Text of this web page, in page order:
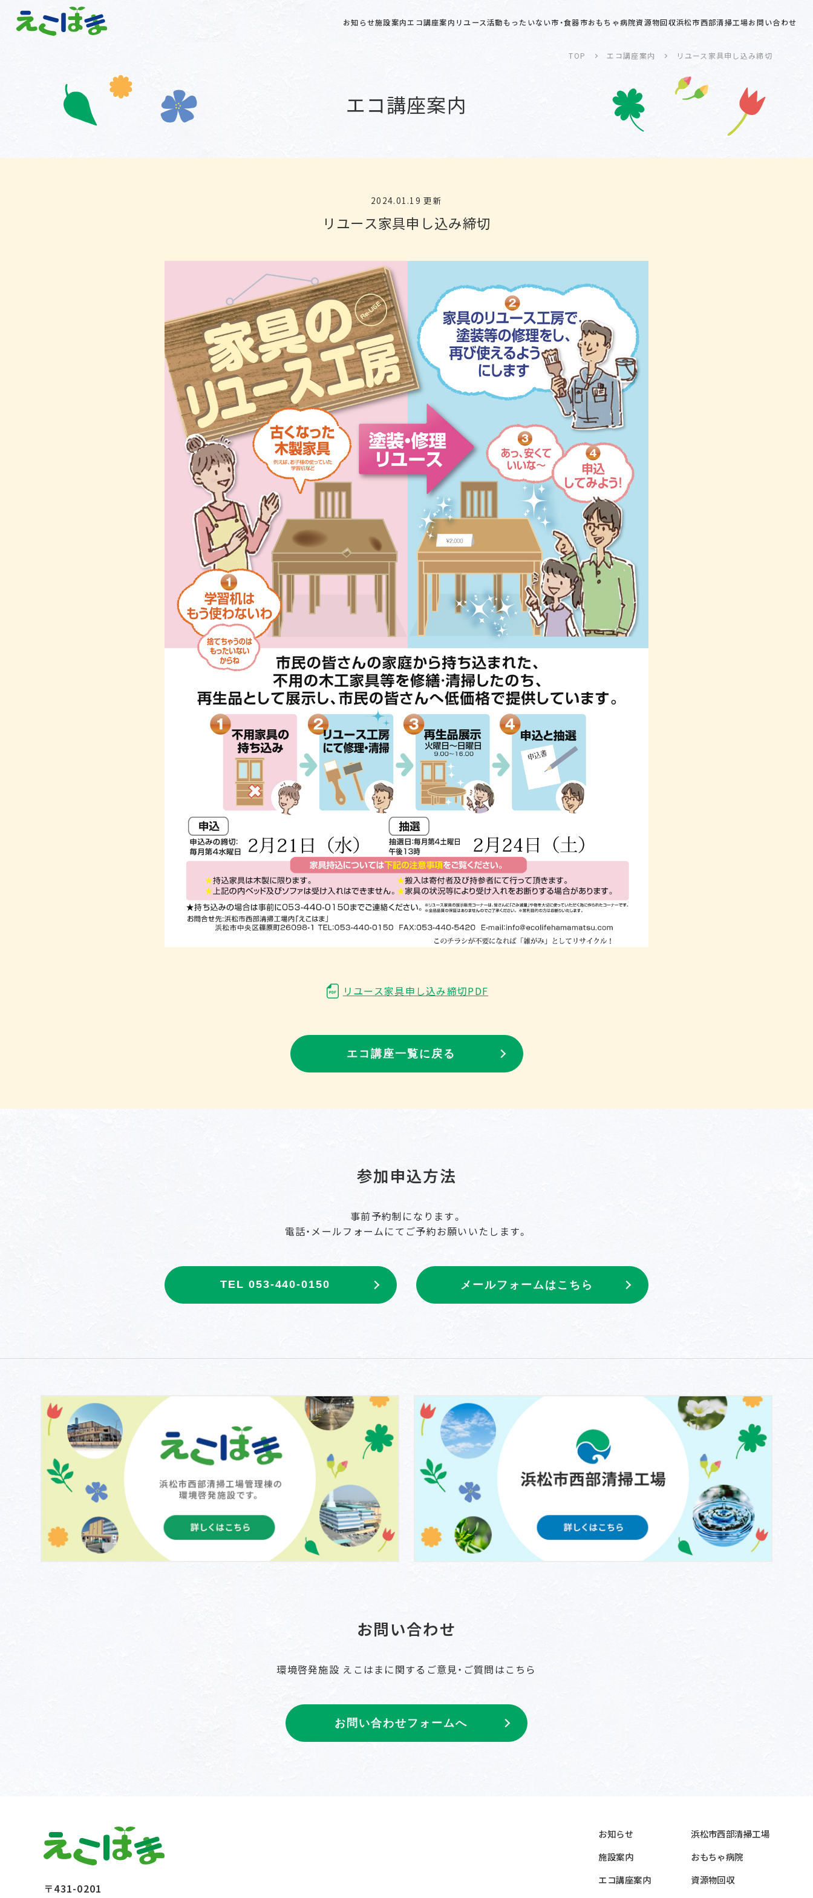
お知らせ施設案内エコ講座案内 リユース活動もったいない市・食器市おもちゃ病院資源物回収浜松市西部清掃工場お問い合わせ
TOP エコ講座案内 リユース家具申し込み締切
エコ講座案内
2024.01.19 更新
リユース家具申し込み締切
リユース家具申し込み締切PDF
エコ講座一覧に戻る
参加申込方法
事前予約制になります。
電話・メールフォームにて ご予約お願いいたします。
TEL 053-440-0150 メールフォームはこちら
お問い合わせ
環境啓発施設 えこはまに関するご意見・ご質問はこちら
お問い合わせフォームへ
〒431-0201
お知らせ
施設案内
エコ講座案内
浜松市西部清掃工場
おもちゃ病院
資源物回収